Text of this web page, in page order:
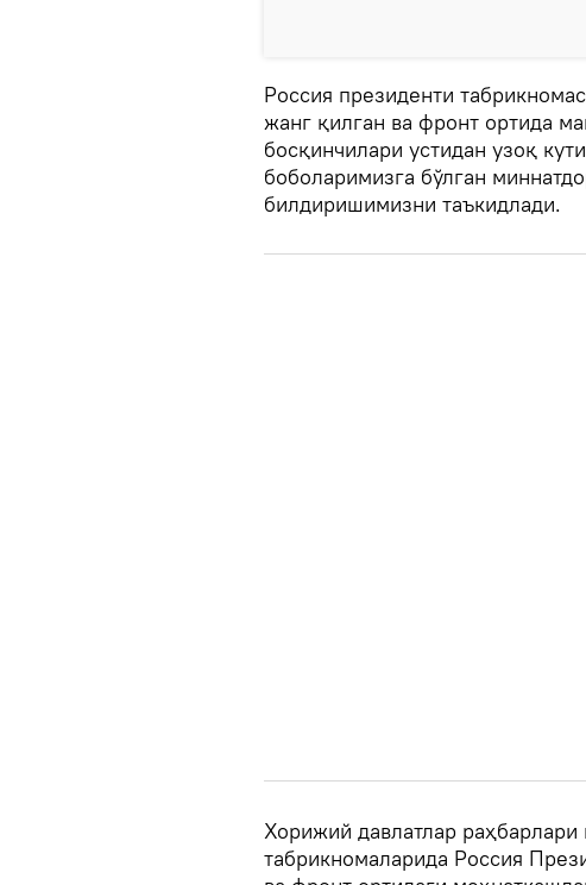
Россия президенти
жанг қилган ва фронт ортида
босқинчилари устидан узоқ
боболаримизга бўлган
билдиришимизни таъкидлади.
Хорижий давлатлар раҳбарлари
табрикномаларида Россия